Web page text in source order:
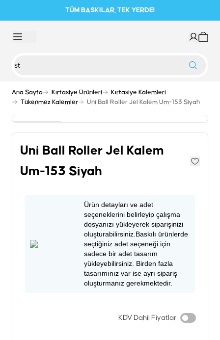
TÜM BASKILAR, TEK YERDE!
Ana Sayfa Kırtasiye Ürünleri
Kırtasiye Kalemleri
Tükenmez Kalemler
Uni Ball Roller Jel Kalem Um-153 Siyah
Uni Ball Roller Jel Kalem
Um-153 Siyah
Ürün detayları ve adet
seçeneklerini belirleyip çalışma
dosyanızı yükleyerek siparişinizi
oluşturabilirsiniz.Baskılı ürünlerde
seçtiğiniz adet seçeneği için
sadece bir adet tasarım
yükleyebilirsiniz. Birden fazla
tasarımınız var ise ayrı sipariş
oluşturmanız gerekmektedir.
KDV Dahil Fiyatlar